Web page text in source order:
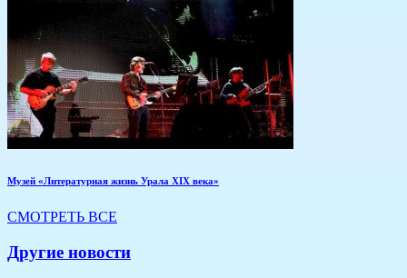
Музей «Литературная жизнь Урала XIX века»
СМОТРЕТЬ ВСЕ
Другие новости